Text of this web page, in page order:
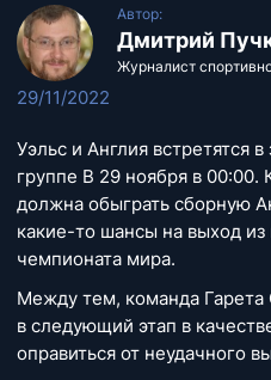
Автор:
Дмитрий
Журналист
29/11/2022
Уэльс и Англия встретятся
группе В 29 ноября в
должна обыграть сборную
какие-то шансы на выход из
чемпионата мира.
Между тем, команда Гарета
в следующий этап в
оправиться от неудачного